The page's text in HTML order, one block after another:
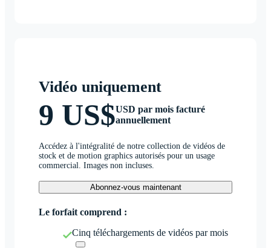
Vidéo uniquement
9 US$USD par mois facturé
annuellement
Accédez à l'intégralité de notre collection de vidéos de
stock et de motion graphics autorisés pour un usage
commercial. Images non incluses.
Abonnez-vous maintenant
Le forfait comprend :
Cinq téléchargements de vidéos par mois